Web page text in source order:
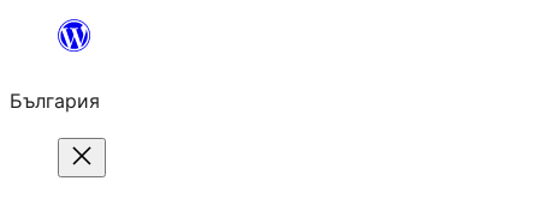
България